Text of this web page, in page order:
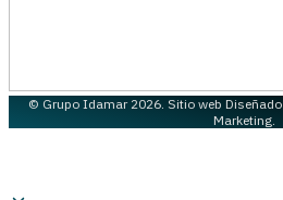
© Grupo Idamar 2026. Sitio web
Marketing.